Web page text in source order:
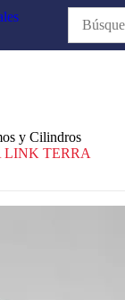
y Cilindros
LINK TERRA